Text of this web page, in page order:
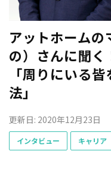
アットホーム
の）さんに聞
「周りにいる
法」
更新日: 2020年12月23日
インタビュー キャリア